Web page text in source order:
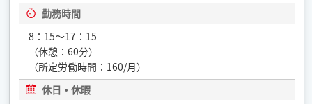
勤務時間
8：15～17：15
（休憩：60分）
（所定労働時間：160/月）
休日・休暇